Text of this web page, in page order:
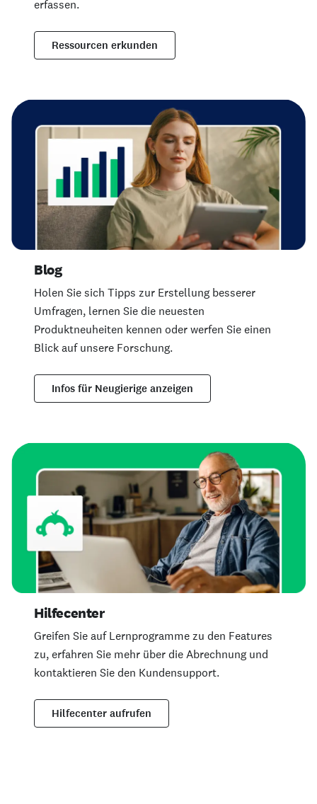
erfassen.
Ressourcen erkunden
Blog
Holen Sie sich Tipps zur Erstellung besserer
Umfragen, lernen Sie die neuesten
Produktneuheiten kennen oder werfen Sie einen
Blick auf unsere Forschung.
Infos für Neugierige anzeigen
Hilfecenter
Greifen Sie auf Lernprogramme zu den Features
zu, erfahren Sie mehr über die Abrechnung und
kontaktieren Sie den Kundensupport.
Hilfecenter aufrufen